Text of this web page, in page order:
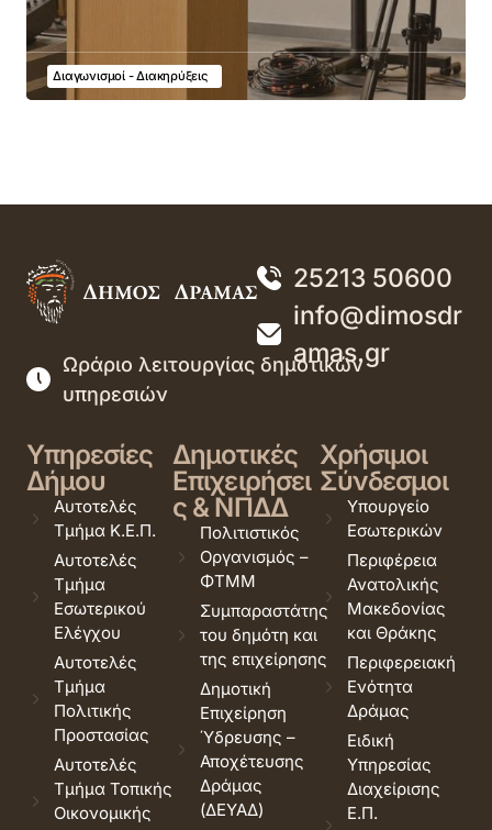
Διαγωνισμοί - Διακηρύξεις
25213 50600
info@dimosdr
amas.gr
Ωράριο λειτουργίας δημοτικών
υπηρεσιών
Υπηρεσίες
Δήμου
Αυτοτελές
Τμήμα Κ.Ε.Π.
Αυτοτελές
Τμήμα
Εσωτερικού
Ελέγχου
Αυτοτελές
Τμήμα
Πολιτικής
Προστασίας
Αυτοτελές
Τμήμα Τοπικής
Οικονομικής
Δημοτικές
Επιχειρήσει
ς & ΝΠΔΔ
Πολιτιστικός
Οργανισμός –
ΦΤΜΜ
Συμπαραστάτης
του δημότη και
της επιχείρησης
Δημοτική
Επιχείρηση
Ύδρευσης –
Αποχέτευσης
Δράμας
(ΔΕΥΑΔ)
Χρήσιμοι
Σύνδεσμοι
Υπουργείο
Εσωτερικών
Περιφέρεια
Ανατολικής
Μακεδονίας
και Θράκης
Περιφερειακή
Ενότητα
Δράμας
Ειδική
Υπηρεσίας
Διαχείρισης
Ε.Π.